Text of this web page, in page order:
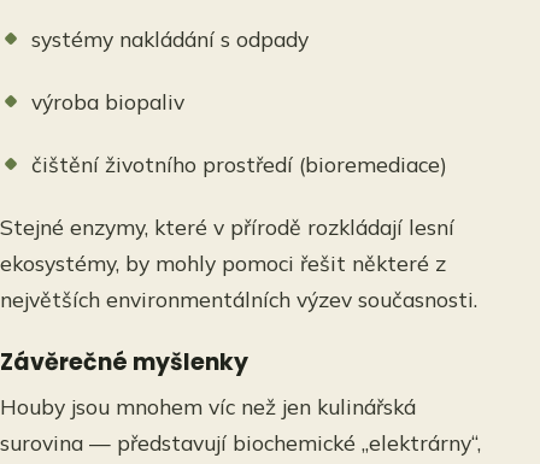
systémy nakládání s odpady
výroba biopaliv
čištění životního prostředí (bioremediace)
Stejné enzymy, které v přírodě rozkládají lesní
ekosystémy, by mohly pomoci řešit některé z
největších environmentálních výzev současnosti.
Závěrečné myšlenky
Houby jsou mnohem víc než jen kulinářská
surovina — představují biochemické „elektrárny“,